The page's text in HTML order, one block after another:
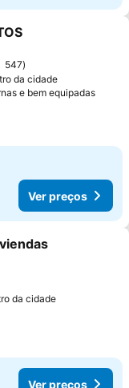
favoritos
547
da cidade
e bem equipadasVer
Ver preços
favoritos
da cidade
Ver preços